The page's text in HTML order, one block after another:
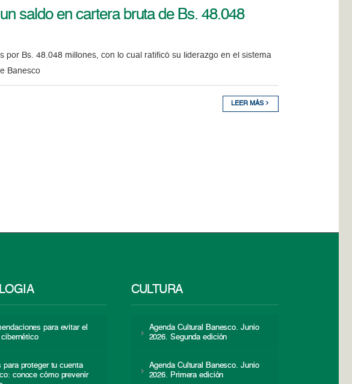
saldo en cartera bruta de Bs. 48.048
Bs. 48.048 millones, con lo cual ratificó su liderazgo en el sistema
Banesco
LEER MÁS
para evitar el
para proteger tu cuenta
conoce cómo prevenir
CULTURA
Agenda Cultural Banesco. Junio
2026. Segunda edición
Agenda Cultural Banesco. Junio
2026. Primera edición